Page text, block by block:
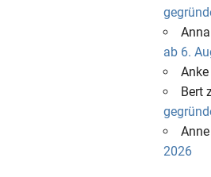
ab 6.
Anke
Bert
Anne
2026